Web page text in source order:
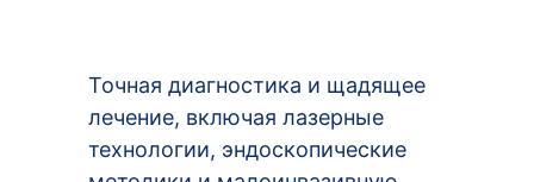
Точная диагностика и щадящее
лечение, включая лазерные
технологии, эндоскопические